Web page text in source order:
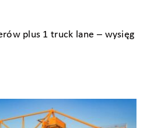
plus 1 truck lane – wysięg